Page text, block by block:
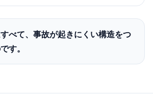
べて、事故が起きにくい構造をつ
す。